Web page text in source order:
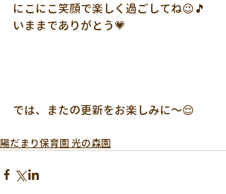
にこにこ笑顔で楽しく過ごしてね😉🎵
いままでありがとう💗
では、またの更新をお楽しみに～😌
陽だまり保育園 光の森園